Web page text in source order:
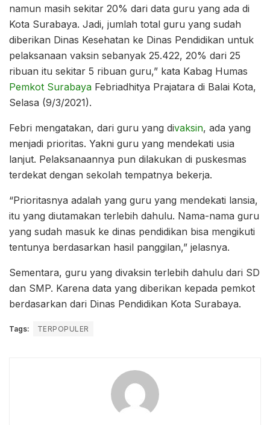
namun masih sekitar 20% dari data guru yang ada di
Kota Surabaya. Jadi, jumlah total guru yang sudah
diberikan Dinas Kesehatan ke Dinas Pendidikan untuk
pelaksanaan vaksin sebanyak 25.422, 20% dari 25
ribuan itu sekitar 5 ribuan guru,” kata Kabag Humas
Pemkot Surabaya Febriadhitya Prajatara di Balai Kota,
Selasa (9/3/2021).
Febri mengatakan, dari guru yang divaksin, ada yang
menjadi prioritas. Yakni guru yang mendekati usia
lanjut. Pelaksanaannya pun dilakukan di puskesmas
terdekat dengan sekolah tempatnya bekerja.
“Prioritasnya adalah yang guru yang mendekati lansia,
itu yang diutamakan terlebih dahulu. Nama-nama guru
yang sudah masuk ke dinas pendidikan bisa mengikuti
tentunya berdasarkan hasil panggilan,” jelasnya.
Sementara, guru yang divaksin terlebih dahulu dari SD
dan SMP. Karena data yang diberikan kepada pemkot
berdasarkan dari Dinas Pendidikan Kota Surabaya.
Tags: TERPOPULER